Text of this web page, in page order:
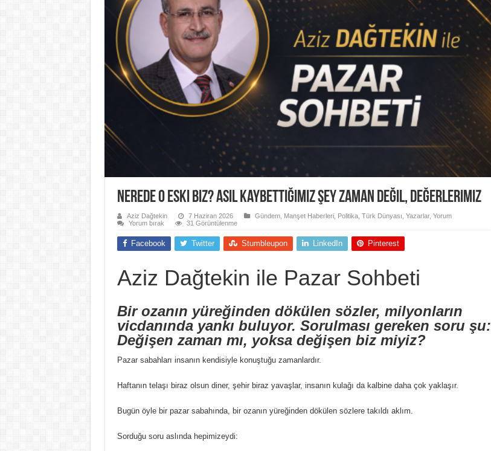
Nerede O Eski Biz? Asıl Kaybettiğimiz Şey Zaman Değil, Değerlerimiz
Aziz Dağtekin 7 Haziran 2026 Gündem, Manşet Haberleri, Politika, Türk Dünyası, Yazarlar, Yorum
Yorum bırak
31 Görüntülenme
Facebook Twitter Stumbleupon LinkedIn Pinterest
Aziz Dağtekin ile Pazar Sohbeti
Bir ozanın yüreğinden dökülen sözler, milyonların
vicdanında yankı buluyor. Sorulması gereken soru şu:
Değişen zaman mı, yoksa değişen biz miyiz?
Pazar sabahları insanın kendisiyle konuştuğu zamanlardır.
Haftanın telaşı biraz olsun diner, şehir biraz yavaşlar, insanın kulağı da kalbine daha çok yaklaşır.
Bugün öyle bir pazar sabahında, bir ozanın yüreğinden dökülen sözlere takıldı aklım.
Sorduğu soru aslında hepimizeydi: